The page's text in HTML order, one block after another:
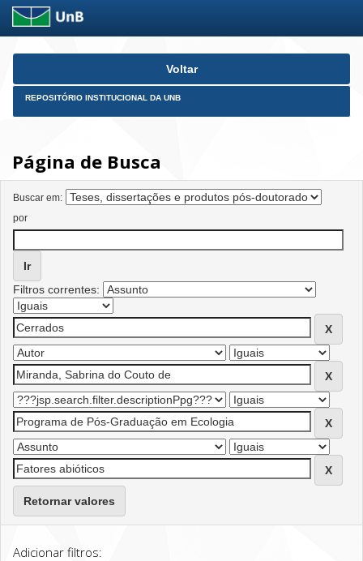
Skip
Voltar
REPOSITÓRIO INSTITUCIONAL DA UNB
Página de Busca
Buscar em:
por
Filtros correntes:
Retornar valores
Adicionar filtros: